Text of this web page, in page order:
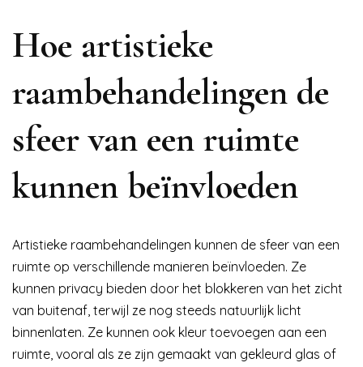
Hoe artistieke
raambehandelingen de
sfeer van een ruimte
kunnen beïnvloeden
Artistieke raambehandelingen kunnen de sfeer van een
ruimte op verschillende manieren beïnvloeden. Ze
kunnen privacy bieden door het blokkeren van het zicht
van buitenaf, terwijl ze nog steeds natuurlijk licht
binnenlaten. Ze kunnen ook kleur toevoegen aan een
ruimte, vooral als ze zijn gemaakt van gekleurd glas of